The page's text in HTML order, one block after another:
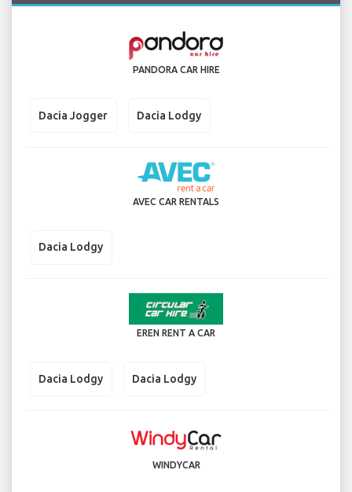
PANDORA CAR HIRE
Dacia Jogger Dacia Lodgy
AVEC CAR RENTALS
Dacia Lodgy
EREN RENT A CAR
Dacia Lodgy Dacia Lodgy
WINDYCAR